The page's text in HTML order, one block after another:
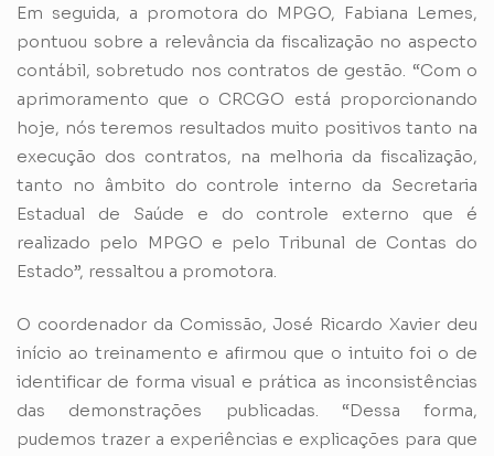
Em seguida, a promotora do MPGO, Fabiana Lemes,
pontuou sobre a relevância da fiscalização no aspecto
contábil, sobretudo nos contratos de gestão. “Com o
aprimoramento que o CRCGO está proporcionando
hoje, nós teremos resultados muito positivos tanto na
execução dos contratos, na melhoria da fiscalização,
tanto no âmbito do controle interno da Secretaria
Estadual de Saúde e do controle externo que é
realizado pelo MPGO e pelo Tribunal de Contas do
Estado”, ressaltou a promotora.
O coordenador da Comissão, José Ricardo Xavier deu
início ao treinamento e afirmou que o intuito foi o de
identificar de forma visual e prática as inconsistências
das demonstrações publicadas. “Dessa forma,
pudemos trazer a experiências e explicações para que